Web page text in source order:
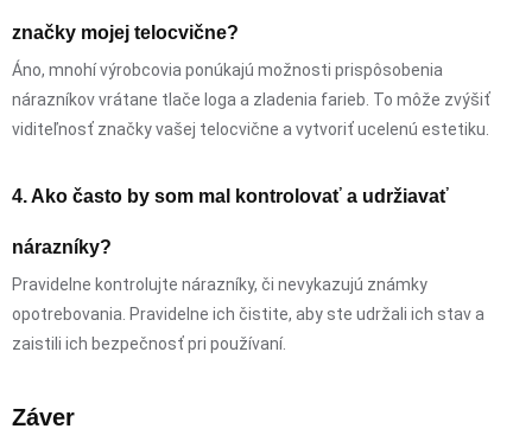
značky mojej telocvične?
Áno, mnohí výrobcovia ponúkajú možnosti prispôsobenia
nárazníkov vrátane tlače loga a zladenia farieb. To môže zvýšiť
viditeľnosť značky vašej telocvične a vytvoriť ucelenú estetiku.
4. Ako často by som mal kontrolovať a udržiavať
nárazníky?
Pravidelne kontrolujte nárazníky, či nevykazujú známky
opotrebovania. Pravidelne ich čistite, aby ste udržali ich stav a
zaistili ich bezpečnosť pri používaní.
Záver